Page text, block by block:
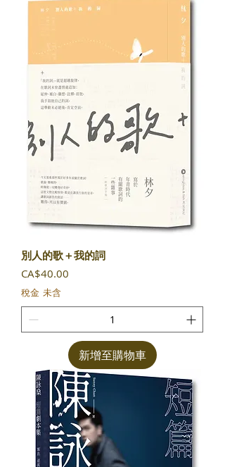
別人的歌＋我的詞
價格
CA$40.00
稅金 未含
新增至購物車